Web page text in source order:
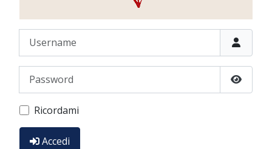
Username
Password
Show
Ricordami
Accedi